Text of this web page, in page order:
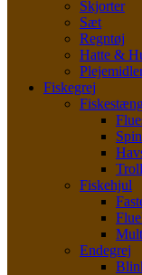
Skjorter
Sæt
Regntøj
Hatte &
Fiskegrej
Fiskehjul
Endegrej